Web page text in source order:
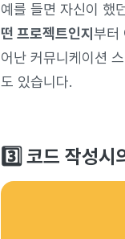
예를 들면 자신이 했
떤 프로젝트인지 부터
어난 커뮤니케이션
도 있습니다.
3️⃣ 코드 작성시